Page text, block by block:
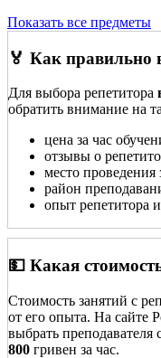
Показать все предметы
🏅 Как правильно
Для выбора репетитора
обратить внимание на
цена за час
отзывы о
место проведения
район
опыт репетитора
💵 Какая
Стоимость занятий с
от его опыта. На сайте
выбрать преподавателя
800 гривен за час.